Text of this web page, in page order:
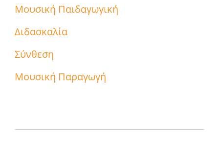
Μουσική Παιδαγωγική
Διδασκαλία
Σύνθεση
Μουσική Παραγωγή